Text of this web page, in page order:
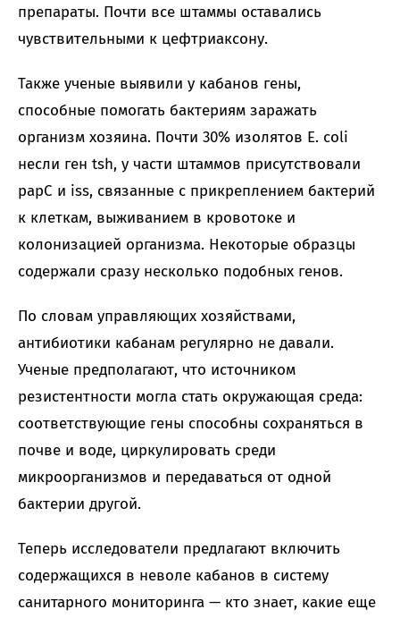
препараты. Почти все штаммы оставались
чувствительными к цефтриаксону.
Также ученые выявили у кабанов гены,
способные помогать бактериям заражать
организм хозяина. Почти 30% изолятов E. coli
несли ген tsh, у части штаммов присутствовали
papC и iss, связанные с прикреплением бактерий
к клеткам, выживанием в кровотоке и
колонизацией организма. Некоторые образцы
содержали сразу несколько подобных генов.
По словам управляющих хозяйствами,
антибиотики кабанам регулярно не давали.
Ученые предполагают, что источником
резистентности могла стать окружающая среда:
соответствующие гены способны сохраняться в
почве и воде, циркулировать среди
микроорганизмов и передаваться от одной
бактерии другой.
Теперь исследователи предлагают включить
содержащихся в неволе кабанов в систему
санитарного мониторинга — кто знает, какие еще